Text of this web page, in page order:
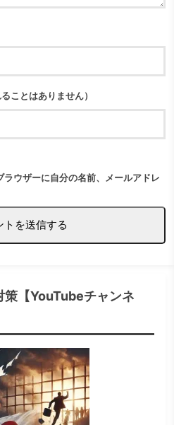
ことはありません）
ウザーに自分の名前、メールアドレ
トを送信する
策【YouTubeチャンネ